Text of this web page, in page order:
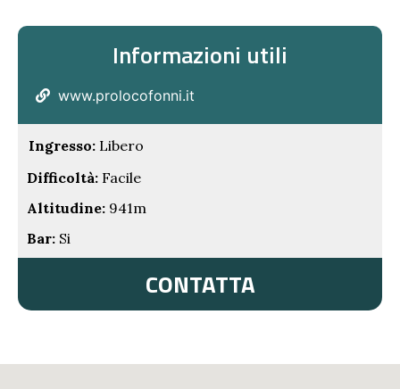
Informazioni utili
www.prolocofonni.it
Ingresso: Libero
Difficoltà: Facile
Altitudine: 941m
Bar: Si
CONTATTA